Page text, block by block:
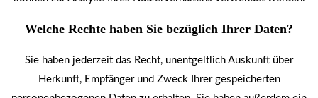
Welche Rechte haben Sie bezüglich Ihrer Daten?
Sie haben jederzeit das Recht, unentgeltlich Auskunft über
Herkunft, Empfänger und Zweck Ihrer gespeicherten